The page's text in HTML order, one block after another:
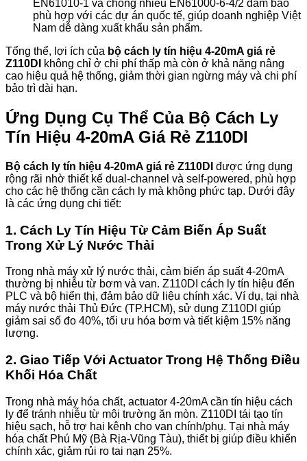
EN61010-1 và chống nhiễu EN61000-6-4/2 đảm bảo
phù hợp với các dự án quốc tế, giúp doanh nghiệp Việt
Nam dễ dàng xuất khẩu sản phẩm.
Tổng thể, lợi ích của bộ cách ly tín hiệu 4-20mA giá rẻ
Z110DI
không chỉ ở chi phí thấp mà còn ở khả năng nâng
cao hiệu quả hệ thống, giảm thời gian ngừng máy và chi phí
bảo trì dài hạn.
Ứng Dụng Cụ Thể Của Bộ Cách Ly
Tín Hiệu 4-20mA Giá Rẻ Z110DI
Bộ cách ly tín hiệu 4-20mA giá rẻ Z110DI được ứng dụng
rộng rãi nhờ thiết kế dual-channel và self-powered, phù hợp
cho các hệ thống cần cách ly mà không phức tạp. Dưới đây
là các ứng dụng chi tiết:
1. Cách Ly Tín Hiệu Từ Cảm Biến Áp Suất
Trong Xử Lý Nước Thải
Trong nhà máy xử lý nước thải, cảm biến áp suất 4-20mA
thường bị nhiễu từ bơm và van. Z110DI cách ly tín hiệu đến
PLC và bộ hiển thị, đảm bảo dữ liệu chính xác. Ví dụ, tại nhà
máy nước thải Thủ Đức (TP.HCM), sử dụng Z110DI giúp
giảm sai số đo 40%, tối ưu hóa bơm và tiết kiệm 15% năng
lượng.
2. Giao Tiếp Với Actuator Trong Hệ Thống Điều
Khối Hóa Chất
Trong nhà máy hóa chất, actuator 4-20mA cần tín hiệu cách
ly để tránh nhiễu từ môi trường ăn mòn. Z110DI tái tạo tín
hiệu sạch, hỗ trợ hai kênh cho van chính/phụ. Tại nhà máy
hóa chất Phú Mỹ (Bà Rịa-Vũng Tàu), thiết bị giúp điều khiển
chính xác, giảm rủi ro tai nạn 25%.